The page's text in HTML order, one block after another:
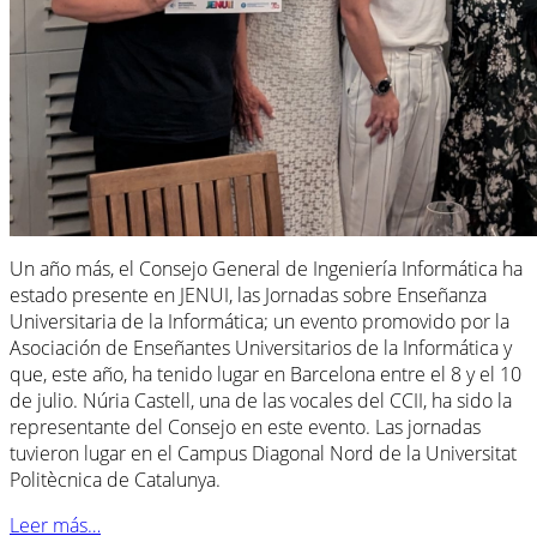
Un año más, el Consejo General de Ingeniería Informática ha
estado presente en JENUI, las Jornadas sobre Enseñanza
Universitaria de la Informática; un evento promovido por la
Asociación de Enseñantes Universitarios de la Informática y
que, este año, ha tenido lugar en Barcelona entre el 8 y el 10
de julio. Núria Castell, una de las vocales del CCII, ha sido la
representante del Consejo en este evento. Las jornadas
tuvieron lugar en el Campus Diagonal Nord de la Universitat
Politècnica de Catalunya.
Leer más…